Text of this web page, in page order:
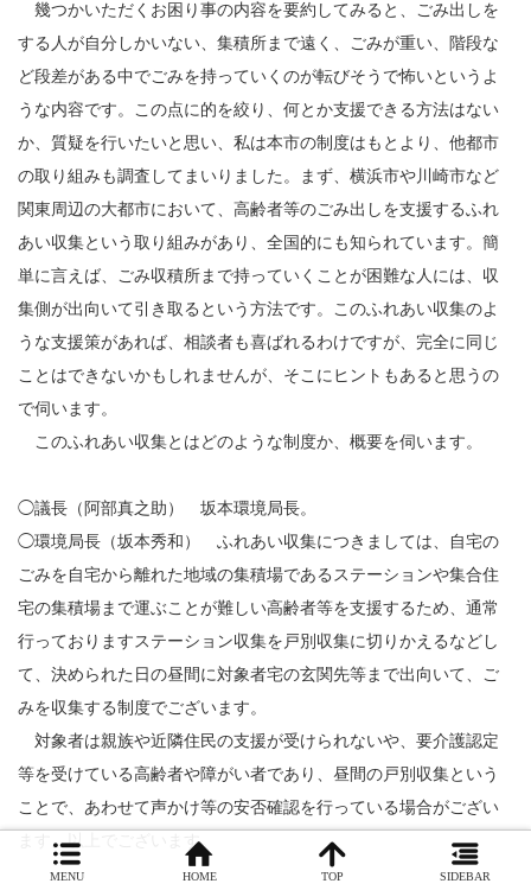
幾つかいただくお困り事の内容を要約してみると、ごみ出しを
する人が自分しかいない、集積所まで遠く、ごみが重い、階段な
ど段差がある中でごみを持っていくのが転びそうで怖いというよ
うな内容です。この点に的を絞り、何とか支援できる方法はない
か、質疑を行いたいと思い、私は本市の制度はもとより、他都市
の取り組みも調査してまいりました。まず、横浜市や川崎市など
関東周辺の大都市において、高齢者等のごみ出しを支援するふれ
あい収集という取り組みがあり、全国的にも知られています。簡
単に言えば、ごみ収積所まで持っていくことが困難な人には、収
集側が出向いて引き取るという方法です。このふれあい収集のよ
うな支援策があれば、相談者も喜ばれるわけですが、完全に同じ
ことはできないかもしれませんが、そこにヒントもあると思うの
で伺います。
このふれあい収集とはどのような制度か、概要を伺います。
◯議長（阿部真之助） 坂本環境局長。
◯環境局長（坂本秀和） ふれあい収集につきましては、自宅の
ごみを自宅から離れた地域の集積場であるステーションや集合住
宅の集積場まで運ぶことが難しい高齢者等を支援するため、通常
行っておりますステーション収集を戸別収集に切りかえるなどし
て、決められた日の昼間に対象者宅の玄関先等まで出向いて、ご
みを収集する制度でございます。
対象者は親族や近隣住民の支援が受けられないや、要介護認定
等を受けている高齢者や障がい者であり、昼間の戸別収集という
ことで、あわせて声かけ等の安否確認を行っている場合がござい
ます。以上でございます。
MENU HOME TOP SIDEBAR